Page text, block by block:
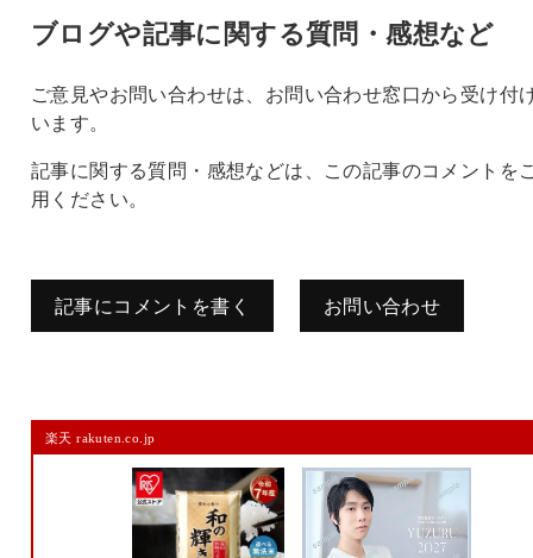
ブログや記事に関する質問・感想など
ご意見やお問い合わせは、お問い合わせ窓口から受け付
います。
記事に関する質問・感想などは、この記事のコメントを
用ください。
記事にコメントを書く お問い合わせ
メールアドレスは公開されません。
また、コメント欄には、必ず日本語を含めてください（スパム対策）。
楽天 rakuten.co.jp